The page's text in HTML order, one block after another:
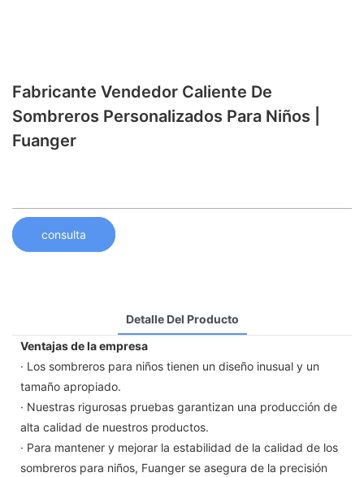
Fabricante Vendedor Caliente De
Sombreros Personalizados Para Niños |
Fuanger
consulta
Detalle Del Producto
Ventajas de la empresa
· Los sombreros para niños tienen un diseño inusual y un
tamaño apropiado.
· Nuestras rigurosas pruebas garantizan una producción de
alta calidad de nuestros productos.
· Para mantener y mejorar la estabilidad de la calidad de los
sombreros para niños, Fuanger se asegura de la precisión